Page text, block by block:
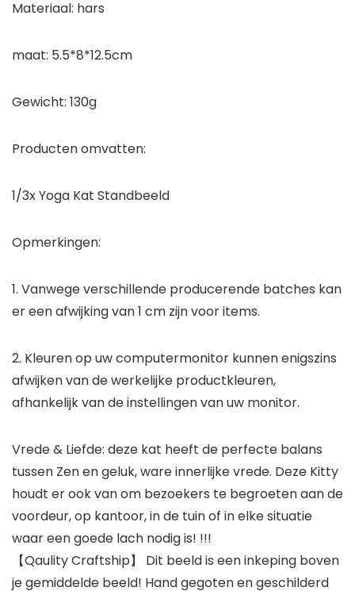
Materiaal: hars
maat: 5.5*8*12.5cm
Gewicht: 130g
Producten omvatten:
1/3x Yoga Kat Standbeeld
Opmerkingen:
1. Vanwege verschillende producerende batches kan
er een afwijking van 1 cm zijn voor items.
2. Kleuren op uw computermonitor kunnen enigszins
afwijken van de werkelijke productkleuren,
afhankelijk van de instellingen van uw monitor.
Vrede & Liefde: deze kat heeft de perfecte balans
tussen Zen en geluk, ware innerlijke vrede. Deze Kitty
houdt er ook van om bezoekers te begroeten aan de
voordeur, op kantoor, in de tuin of in elke situatie
waar een goede lach nodig is! !!!
【Qaulity Craftship】 Dit beeld is een inkeping boven
je gemiddelde beeld! Hand gegoten en geschilderd